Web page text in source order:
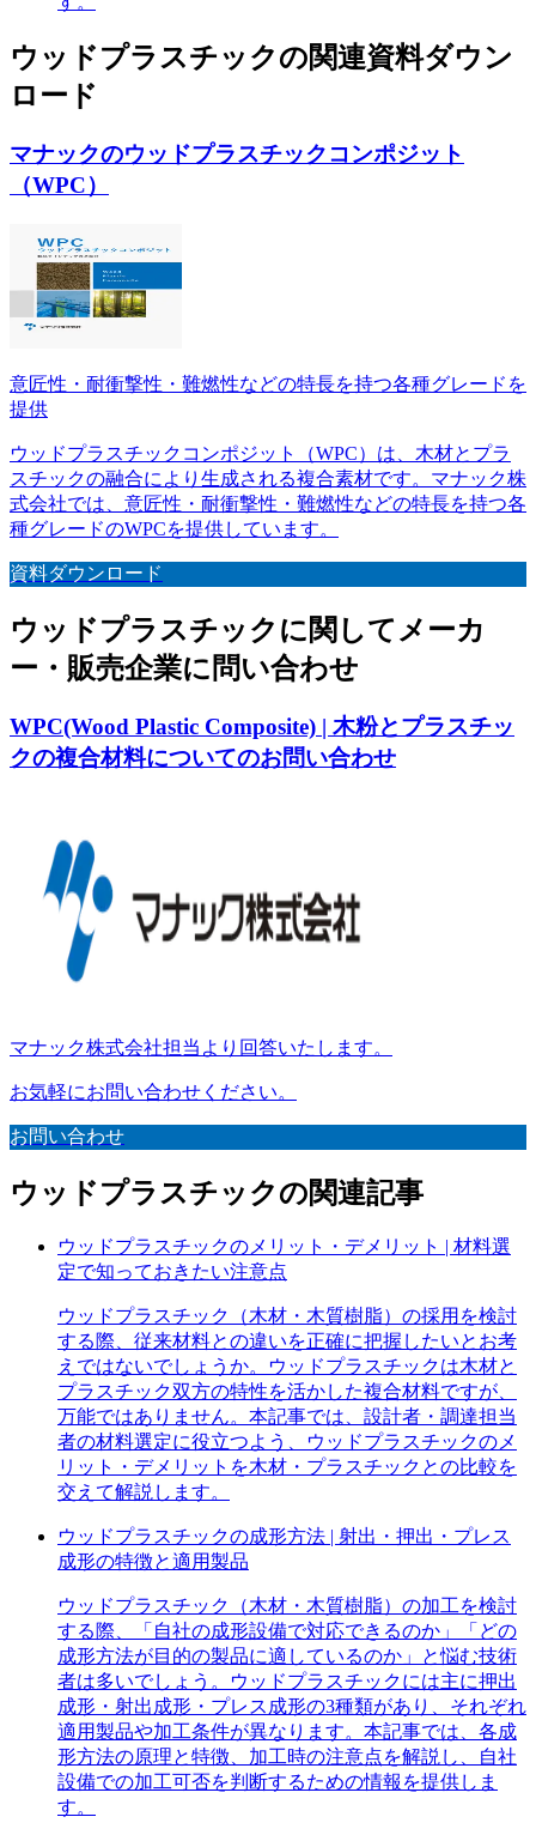
ウッドプラスチックの関連資料ダウン
ロード
マナックのウッドプラスチックコンポジット
（WPC）
意匠性・耐衝撃性・難燃性などの特長を持つ各種グレードを
提供
ウッドプラスチックコンポジット（WPC）は、木材とプラ
スチックの融合により生成される複合素材です。マナック株
式会社では、意匠性・耐衝撃性・難燃性などの特長を持つ各
種グレードのWPCを提供しています。
資料ダウンロード
ウッドプラスチックに関してメーカ
ー・販売企業に問い合わせ
WPC(Wood Plastic Composite) | 木粉とプラスチッ
クの複合材料についてのお問い合わせ
マナック株式会社担当より回答いたします。
お気軽にお問い合わせください。
お問い合わせ
ウッドプラスチックの関連記事
ウッドプラスチックのメリット・デメリット | 材料選
定で知っておきたい注意点
ウッドプラスチック（木材・木質樹脂）の採用を検討
する際、従来材料との違いを正確に把握したいとお考
えではないでしょうか。ウッドプラスチックは木材と
プラスチック双方の特性を活かした複合材料ですが、
万能ではありません。本記事では、設計者・調達担当
者の材料選定に役立つよう、ウッドプラスチックのメ
リット・デメリットを木材・プラスチックとの比較を
交えて解説します。
ウッドプラスチックの成形方法 | 射出・押出・プレス
成形の特徴と適用製品
ウッドプラスチック（木材・木質樹脂）の加工を検討
する際、「自社の成形設備で対応できるのか」「どの
成形方法が目的の製品に適しているのか」と悩む技術
者は多いでしょう。ウッドプラスチックには主に押出
成形・射出成形・プレス成形の3種類があり、それぞれ
適用製品や加工条件が異なります。本記事では、各成
形方法の原理と特徴、加工時の注意点を解説し、自社
設備での加工可否を判断するための情報を提供しま
す。